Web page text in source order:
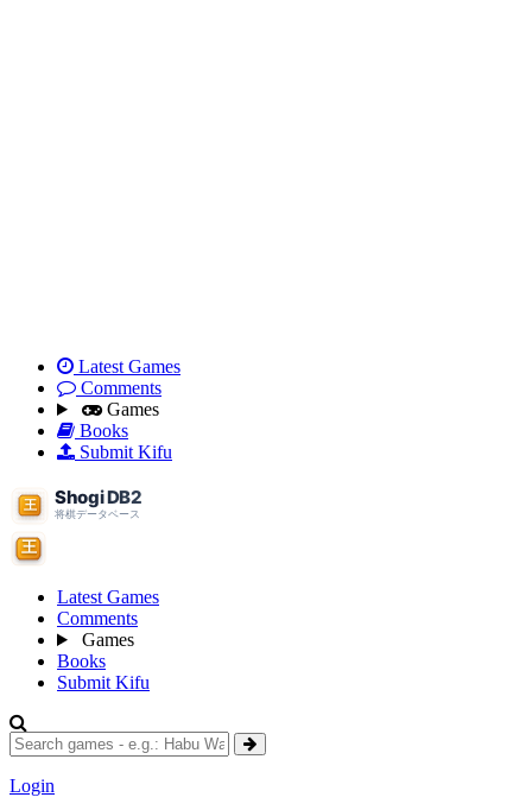
Latest Games
Comments
Games
Books
Submit Kifu
Latest Games
Comments
Games
Books
Submit Kifu
Login